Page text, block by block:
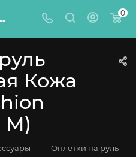
(5623 Серый M) 0
Кожа
— Оплетки на руль